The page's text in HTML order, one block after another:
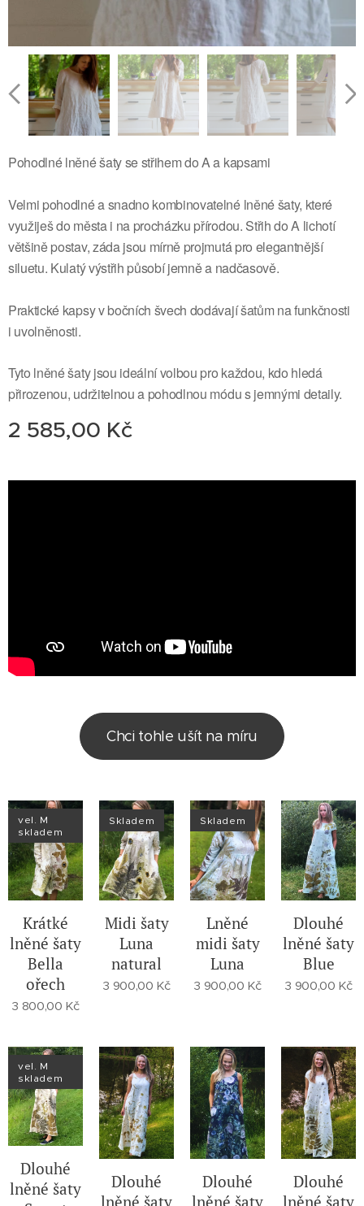
Pohodlné lněné šaty se střihem do A a kapsami
Velmi pohodlné a snadno kombinovatelné lněné šaty, které
využiješ do města i na procházku přírodou. Střih do A lichotí
většině postav, záda jsou mírně projmutá pro elegantnější
siluetu. Kulatý výstřih působí jemně a nadčasově.
Praktické kapsy v bočních švech dodávají šatům na funkčnosti
i uvolněnosti.
Tyto lněné šaty jsou ideální volbou pro každou, kdo hledá
přirozenou, udržitelnou a pohodlnou módu s jemnými detaily.
2 585,00 Kč
Chci tohle ušít na míru
Krátké
lněné šaty
Bella
ořech
vel. M
skladem
3 800,00 Kč
Midi šaty
Luna
natural
Skladem
3 900,00 Kč
Lněné
midi šaty
Luna
Skladem
3 900,00 Kč
Dlouhé
lněné šaty
Blue
3 900,00 Kč
Dlouhé
lněné šaty
vel. M
skladem
Dlouhé
lněné šaty
Dlouhé
lněné šaty
Dlouhé
lněné šaty